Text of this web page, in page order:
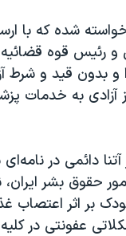
آمریکا «سی‌پک»
به چین
شده که با
رئیس قوه قضائیه
و بدون قید و شرط
آزادی به خدمات
دائمی در نامه‌ای
حقوق‌ بشر
بر اثر اعتصاب
عفونتی در کلیه